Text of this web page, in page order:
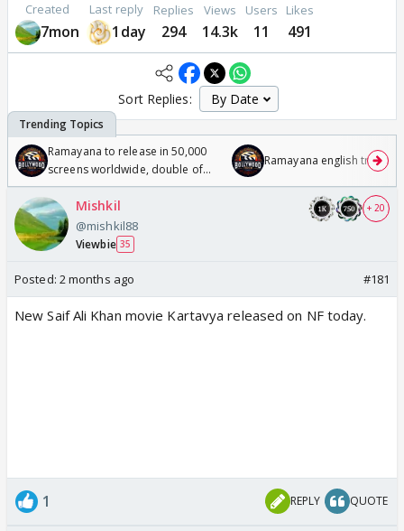
Created
7mon
Last reply
1day
Replies
294
Views
14.3k
Users
11
Likes
491
Sort Replies:
Ramayana to release in 50,000
screens worldwide, double of
Odyssey
Ramayana english trailer
Mishkil
@mishkil88
Viewbie 35
+ 20
Posted: 2 months ago #181
New Saif Ali Khan movie Kartavya released on NF today.
1 REPLY QUOTE